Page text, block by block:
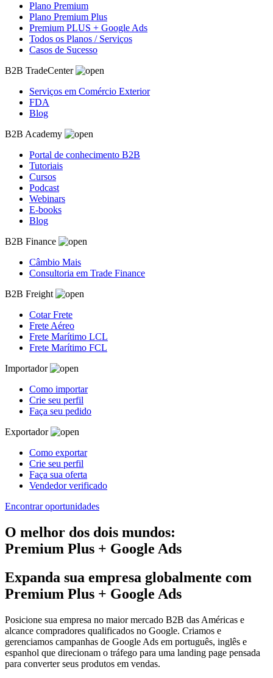
Plano Premium
Plano Premium Plus
Premium PLUS + Google Ads
Todos os Planos / Serviços
Casos de Sucesso
B2B TradeCenter
Serviços em Comércio Exterior
FDA
Blog
B2B Academy
Portal de conhecimento B2B
Tutoriais
Cursos
Podcast
Webinars
E-books
Blog
B2B Finance
Câmbio Mais
Consultoria em Trade Finance
B2B Freight
Cotar Frete
Frete Aéreo
Frete Marítimo LCL
Frete Marítimo FCL
Importador
Como importar
Crie seu perfil
Faça seu pedido
Exportador
Como exportar
Crie seu perfil
Faça sua oferta
Vendedor verificado
Encontrar oportunidades
O melhor dos dois mundos:
Premium Plus + Google Ads
Expanda sua empresa globalmente com
Premium Plus + Google Ads
Posicione sua empresa no maior mercado B2B das Américas e
alcance compradores qualificados no Google. Criamos e
gerenciamos campanhas de Google Ads em português, inglês e
espanhol que direcionam o tráfego para uma landing page pensada
para converter seus produtos em vendas.